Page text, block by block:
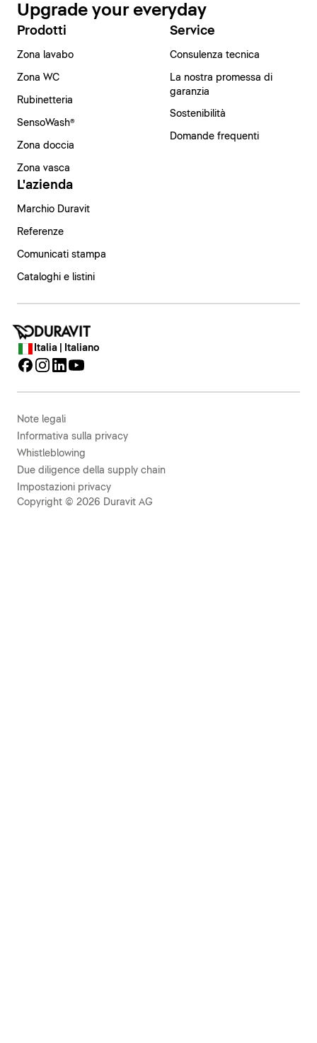
Upgrade your everyday
Prodotti
Zona lavabo
Zona WC
Rubinetteria
SensoWash®
Zona doccia
Zona vasca
Service
Consulenza tecnica
La nostra promessa di
garanzia
Sostenibilità
Domande frequenti
L'azienda
Marchio Duravit
Referenze
Comunicati stampa
Cataloghi e listini
Italia | Italiano
Note legali
Informativa sulla privacy
Whistleblowing
Due diligence della supply chain
Impostazioni privacy
Copyright © 2026 Duravit AG